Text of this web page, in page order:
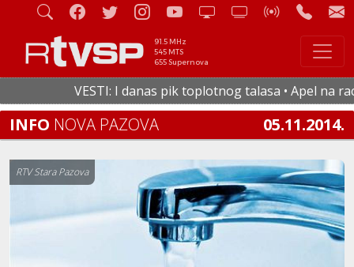
91.5 MHz
545 MTS
655 Supernova
VESTI: I danas pik toplotnog talasa • Apel na
INFO NOVA PAZOVA 05.11.2014.
RTV Stara Pazova